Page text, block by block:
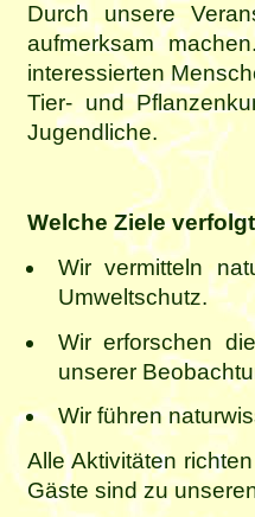
Durch unsere
aufmerksam
interessierten
Tier- und
Jugendliche.
Welche Ziele
Wir vermitteln
Umweltschutz.
Wir erforschen
unserer
Wir führen
Alle Aktivitäten
Gäste sind zu